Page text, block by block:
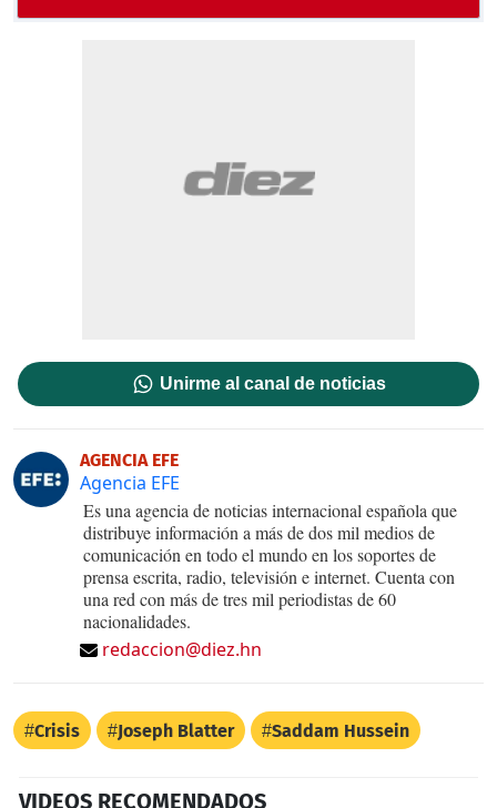
Unirme al canal de noticias
AGENCIA EFE
Agencia EFE
Es una agencia de noticias internacional española que
distribuye información a más de dos mil medios de
comunicación en todo el mundo en los soportes de
prensa escrita, radio, televisión e internet. Cuenta con
una red con más de tres mil periodistas de 60
nacionalidades.
redaccion@diez.hn
Crisis Joseph Blatter Saddam Hussein
VIDEOS RECOMENDADOS